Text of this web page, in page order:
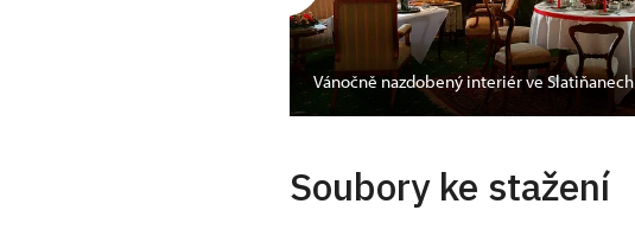
Vánočně nazdobený interiér ve Slatiňanech
Soubory ke stažení